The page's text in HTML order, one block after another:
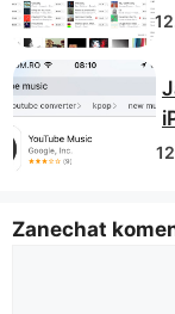
Zanechat